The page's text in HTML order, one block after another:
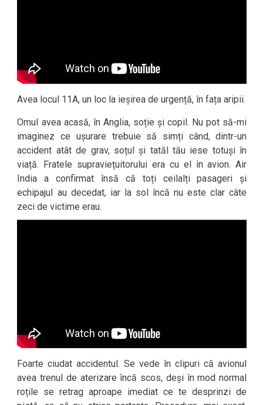
Avea locul 11A, un loc la ieșirea de urgență, în fața aripii.
Omul avea acasă, în Anglia, soție și copil. Nu pot să-mi
imaginez ce ușurare trebuie să simți când, dintr-un
accident atât de grav, soțul și tatăl tău iese totuși în
viață. Fratele supraviețuitorului era cu el în avion. Air
India a confirmat însă că toți ceilalți pasageri și
echipajul au decedat, iar la sol încă nu este clar câte
zeci de victime erau.
Foarte ciudat accidentul. Se vede în clipuri că avionul
avea trenul de aterizare încă scos, deși în mod normal
roțile se retrag aproape imediat ce te desprinzi de